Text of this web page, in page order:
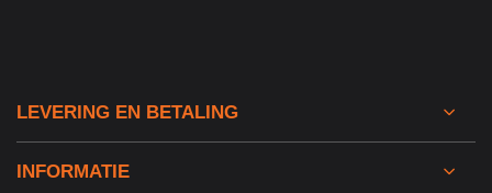
LEVERING EN BETALING
INFORMATIE